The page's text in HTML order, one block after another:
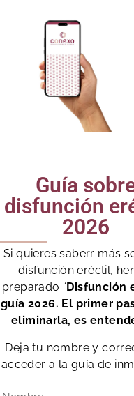
Guía
disfunción
2026
Si quieres saberr más
disfunción eréctil,
preparado “ Disfunción
guía 2026. El primer
eliminarla, es
Deja tu nombre y
acceder a la guía de